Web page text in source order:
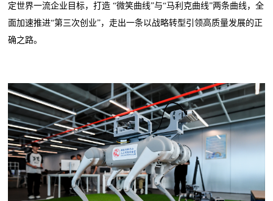
定世界一流企业目标，打造 “微笑曲线”与“马利克曲线”两条曲线，全
面加速推进“第三次创业”，走出一条以战略转型引领高质量发展的正
确之路。